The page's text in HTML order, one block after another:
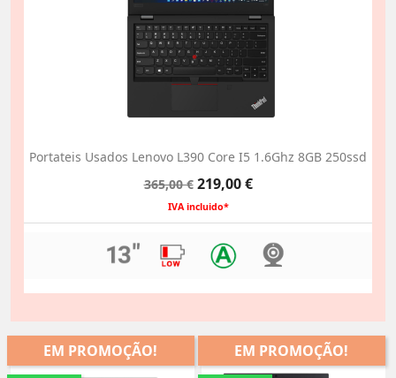
Portateis Usados Lenovo L390 Core I5 1.6Ghz 8GB 250ssd
Preço
normal
365,00 € Preço
219,00 €
IVA incluido*
EM PROMOÇÃO!
EM PROMOÇÃO!